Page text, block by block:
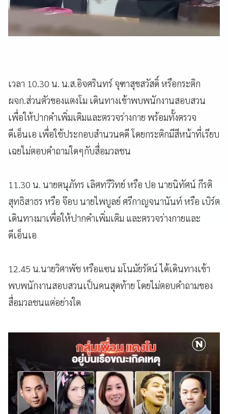
เวลา 10.30 น. น.ส.อิจศรินทร์ จุฑาสุขสวัสดิ์ หรือกระติก
ผจก.ส่วนตัวของแตงโม เดินทางเข้าพบพนักงานสอบสวน
เพื่อให้ปากคำเพิ่มเติมและตรวจร่างกาย พร้อมทั้งตรวจ
ดีเอ็นเอ เพื่อใช้ประกอบสำนวนคดี โดยกระติกมีสีหน้าที่เรียบ
เฉยไม่ตอบคำถามใดๆกับสื่อมวลชน
11.30 น. นายตนุภัทร เลิศทวีวิทย์ หรือ ปอ นายนิทัศน์ กีรติ
สุทธิสาธร หรือ จ๊อบ นายไพบูลย์ ศรีกาญจนานันท์ หรือ เบิร์ต
เดินทางมาเพื่อให้ปากคำเพิ่มเติม และตรวจร่างกายและ
ดีเอ็นเอ
12.45 น.นายวิศาพัช หรือแซน มโนมัยรัตน์ ได้เดินทางเข้า
พบพนักงานสอบสวนเป็นคนสุดท้าย โดยไม่ตอบคำถามของ
สื่อมวลชนแต่อย่างใด